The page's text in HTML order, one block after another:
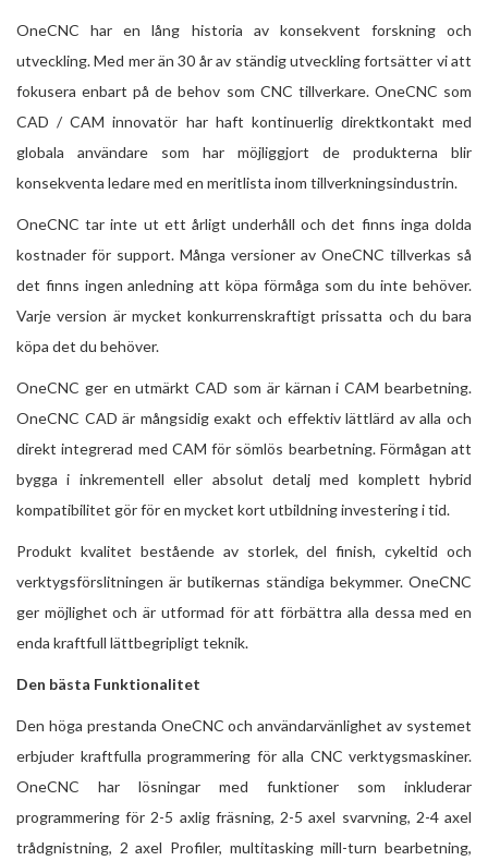
OneCNC har en lång historia av konsekvent forskning och
utveckling. Med mer än 30 år av ständig utveckling fortsätter vi att
fokusera enbart på de behov som CNC tillverkare. OneCNC som
CAD / CAM innovatör har haft kontinuerlig direktkontakt med
globala användare som har möjliggjort de produkterna blir
konsekventa ledare med en meritlista inom tillverkningsindustrin.
OneCNC tar inte ut ett årligt underhåll och det finns inga dolda
kostnader för support. Många versioner av OneCNC tillverkas så
det finns ingen anledning att köpa förmåga som du inte behöver.
Varje version är mycket konkurrenskraftigt prissatta och du bara
köpa det du behöver.
OneCNC ger en utmärkt CAD som är kärnan i CAM bearbetning.
OneCNC CAD är mångsidig exakt och effektiv lättlärd av alla och
direkt integrerad med CAM för sömlös bearbetning. Förmågan att
bygga i inkrementell eller absolut detalj med komplett hybrid
kompatibilitet gör för en mycket kort utbildning investering i tid.
Produkt kvalitet bestående av storlek, del finish, cykeltid och
verktygsförslitningen är butikernas ständiga bekymmer. OneCNC
ger möjlighet och är utformad för att förbättra alla dessa med en
enda kraftfull lättbegripligt teknik.
Den bästa Funktionalitet
Den höga prestanda OneCNC och användarvänlighet av systemet
erbjuder kraftfulla programmering för alla CNC verktygsmaskiner.
OneCNC har lösningar med funktioner som inkluderar
programmering för 2-5 axlig fräsning, 2-5 axel svarvning, 2-4 axel
trådgnistning, 2 axel Profiler, multitasking mill-turn bearbetning,